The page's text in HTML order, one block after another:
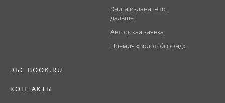
Книга издана. Что
дальше?
Авторская заявка
Премия «Золотой фонд»
ЭБС BOOK.RU
КОНТАКТЫ